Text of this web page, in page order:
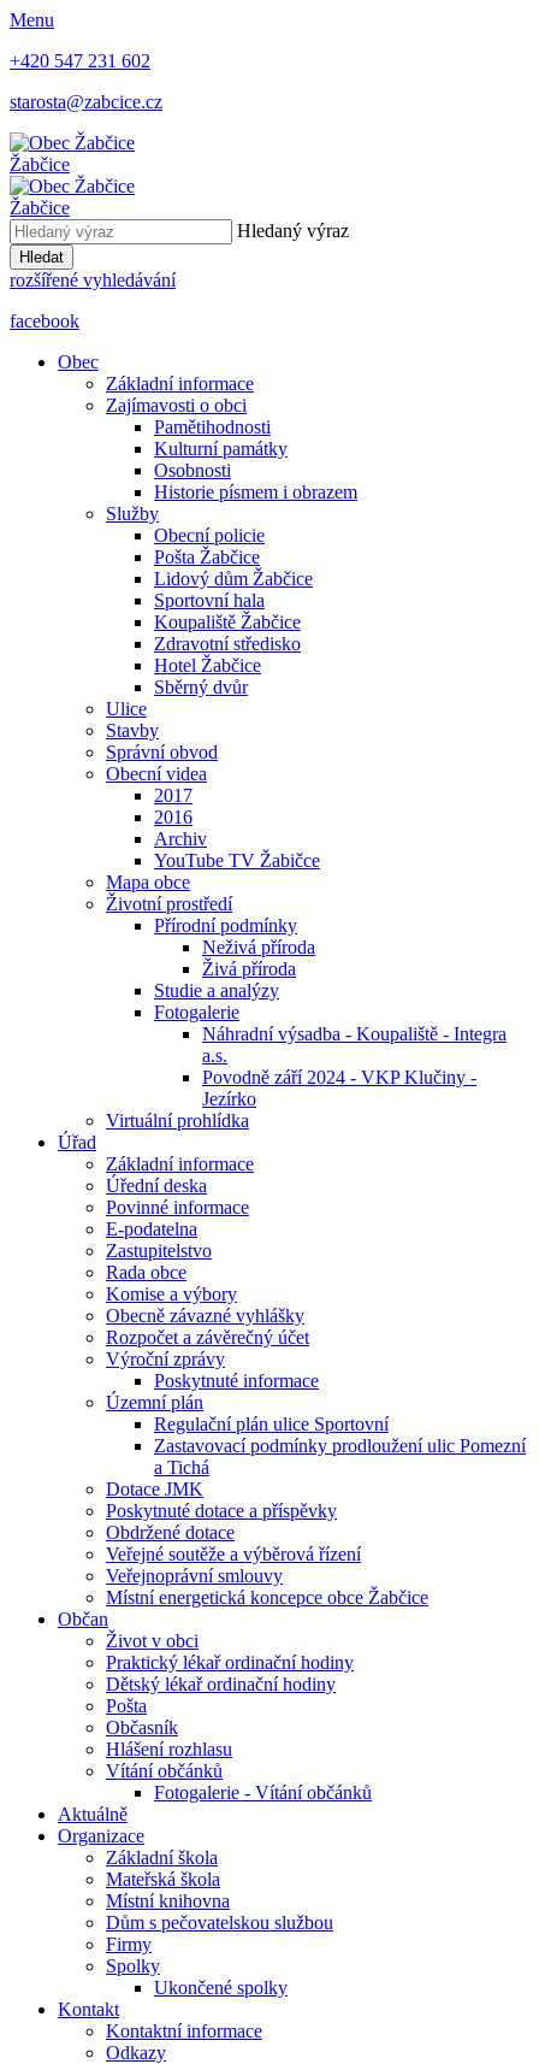
Menu
+420 547 231 602
starosta@zabcice.cz
Žabčice
Žabčice
Hledaný výraz
Hledat
rozšířené vyhledávání
facebook
Obec
Základní informace
Zajímavosti o obci
Pamětihodnosti
Kulturní památky
Osobnosti
Historie písmem i obrazem
Služby
Obecní policie
Pošta Žabčice
Lidový dům Žabčice
Sportovní hala
Koupaliště Žabčice
Zdravotní středisko
Hotel Žabčice
Sběrný dvůr
Ulice
Stavby
Správní obvod
Obecní videa
2017
2016
Archiv
YouTube TV Žabičce
Mapa obce
Životní prostředí
Přírodní podmínky
Neživá příroda
Živá příroda
Studie a analýzy
Fotogalerie
Náhradní výsadba - Koupaliště - Integra
a.s.
Povodně září 2024 - VKP Klučiny -
Jezírko
Virtuální prohlídka
Úřad
Základní informace
Úřední deska
Povinné informace
E-podatelna
Zastupitelstvo
Rada obce
Komise a výbory
Obecně závazné vyhlášky
Rozpočet a závěrečný účet
Výroční zprávy
Poskytnuté informace
Územní plán
Regulační plán ulice Sportovní
Zastavovací podmínky prodloužení ulic Pomezní
a Tichá
Dotace JMK
Poskytnuté dotace a příspěvky
Obdržené dotace
Veřejné soutěže a výběrová řízení
Veřejnoprávní smlouvy
Místní energetická koncepce obce Žabčice
Občan
Život v obci
Praktický lékař ordinační hodiny
Dětský lékař ordinační hodiny
Pošta
Občasník
Hlášení rozhlasu
Vítání občánků
Fotogalerie - Vítání občánků
Aktuálně
Organizace
Základní škola
Mateřská škola
Místní knihovna
Dům s pečovatelskou službou
Firmy
Spolky
Ukončené spolky
Kontakt
Kontaktní informace
Odkazy